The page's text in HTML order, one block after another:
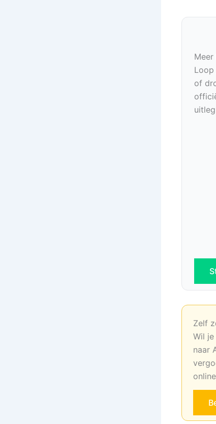
of
Zelf
Wil
naar